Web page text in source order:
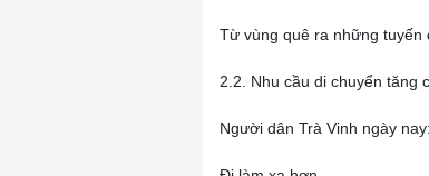
Từ vùng quê ra những tuyến
2.2. Nhu cầu di chuyển tăng
Người dân Trà Vinh ngày nay: